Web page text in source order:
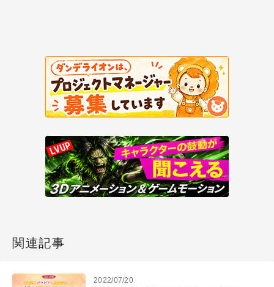
関連記事
2022/07/20